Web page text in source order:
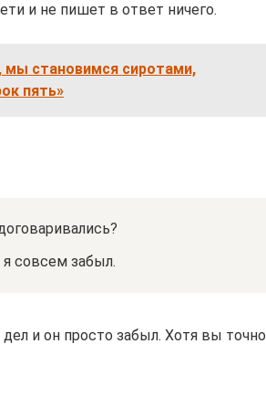
и не пишет в ответ ничего.
мы становимся сиротами,
пять»
совсем забыл.
и он просто забыл. Хотя вы точно